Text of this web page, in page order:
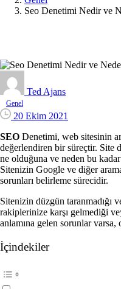
Seo Denetimi Nedir ve
Ted Ajans
Genel
20 Ekim 2021
SEO Denetimi, web sitesinin
değerlendiren bir süreçtir. Site
ne olduğuna ve neden bu
Sitenizin Google ve diğer
sorunları belirleme sürecidir.
Sitenizin düzgün taranmadığı
rakiplerinize karşı gelmediği
anlamına gelen sorunlar
İçindekiler